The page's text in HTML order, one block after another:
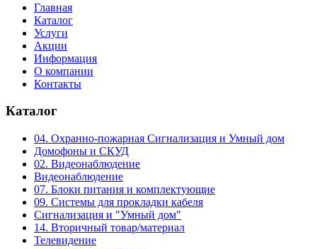
Главная
Каталог
Услуги
Акции
Информация
О компании
Контакты
Каталог
04. Охранно-пожарная Сигнализация и Умный дом
Домофоны и СКУД
02. Видеонаблюдение
Видеонаблюдение
07. Блоки питания и комплектующие
09. Системы для прокладки кабеля
Сигнализация и "Умный дом"
14. Вторичный товар/материал
Телевидение